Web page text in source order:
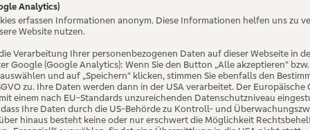
NICHT
Analytics)
erfassen Informationen anonym. Diese Informationen helfen uns zu
Website nutzen.
Verarbeitung Ihrer personenbezogenen Daten auf dieser Webseite in
Google (Google Analytics): Wenn Sie den Button „Alle akzeptieren“
und auf „Speichern“ klicken, stimmen Sie ebenfalls den
zu. Ihre Daten werden dann in der USA verarbeitet. Der
einem nach EU-Standards unzureichenden Datenschutzniveau
Ihre Daten durch die US-Behörde zu Kontroll- und
hinaus besteht keine oder nur erschwert die Möglichkeit